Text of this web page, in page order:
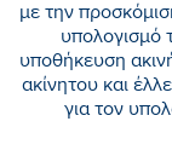
με την
υποθήκευση
ακίνητου και
για τον